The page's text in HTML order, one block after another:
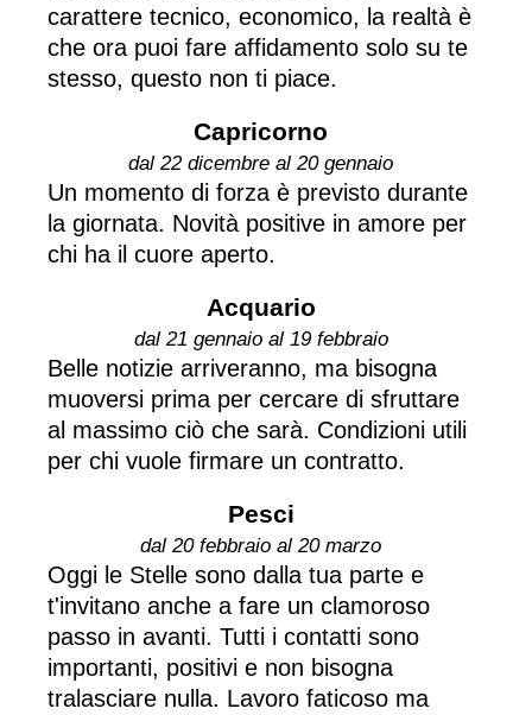
carattere tecnico, economico, la realtà è
che ora puoi fare affidamento solo su te
stesso, questo non ti piace.
Capricorno
dal 22 dicembre al 20 gennaio
Un momento di forza è previsto durante
la giornata. Novità positive in amore per
chi ha il cuore aperto.
Acquario
dal 21 gennaio al 19 febbraio
Belle notizie arriveranno, ma bisogna
muoversi prima per cercare di sfruttare
al massimo ciò che sarà. Condizioni utili
per chi vuole firmare un contratto.
Pesci
dal 20 febbraio al 20 marzo
Oggi le Stelle sono dalla tua parte e
t'invitano anche a fare un clamoroso
passo in avanti. Tutti i contatti sono
importanti, positivi e non bisogna
tralasciare nulla. Lavoro faticoso ma